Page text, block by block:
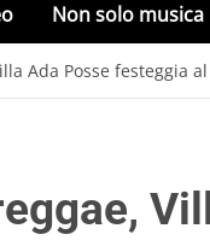
Non solo musica
Ada Posse festeggia